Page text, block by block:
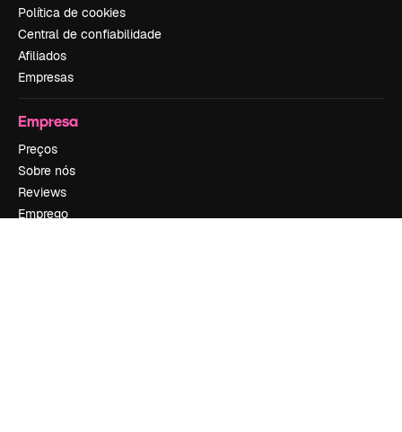
Política de cookies
Central de confiabilidade
Afiliados
Empresas
Empresa
Preços
Sobre nós
Reviews
Emprego